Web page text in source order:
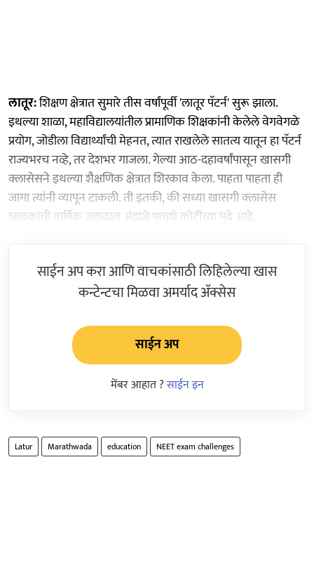
लातूर:शिक्षण क्षेत्रात सुमारे तीस वर्षांपूर्वी 'लातूर पॅटर्न' सुरू झाला.
इथल्या शाळा, महाविद्यालयांतील प्रामाणिक शिक्षकांनी केलेले वेगवेगळे
प्रयोग, जोडीला विद्यार्थ्यांची मेहनत, त्यात राखलेले सातत्य यातून हा पॅटर्न
राज्यभरच नव्हे, तर देशभर गाजला. गेल्या आठ-दहावर्षांपासून खासगी
क्लासेसने इथल्या शैक्षणिक क्षेत्रात शिरकाव केला. पाहता पाहता ही
जागा त्यांनी व्यापून टाकली. ती इतकी, की सध्या खासगी क्लासेस
चालकांची वार्षिक उलाढाल अंदाजे पाचशे कोटींच्या पुढे आहे.
साईन अप करा आणि वाचकांसाठी लिहिलेल्या खास
कन्टेन्टचा मिळवा अमर्याद ॲक्सेस
साईन अप
मेंबर आहात ?साईन इन
Latur Marathwada education NEET exam challenges